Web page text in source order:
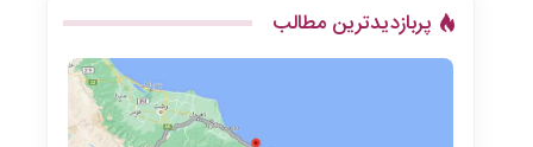
پربازدیدترین مطالب